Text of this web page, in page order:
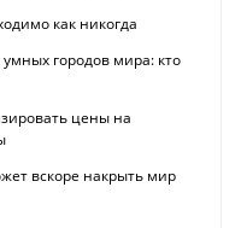
как никогда
городов мира: кто
цены на
вскоре накрыть мир